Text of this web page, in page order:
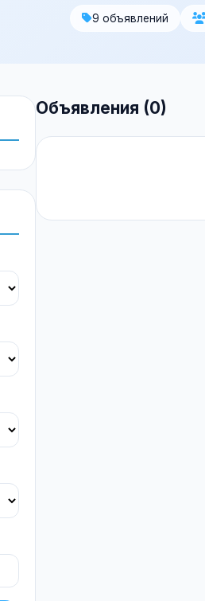
9 объявлений
Объявления (0)